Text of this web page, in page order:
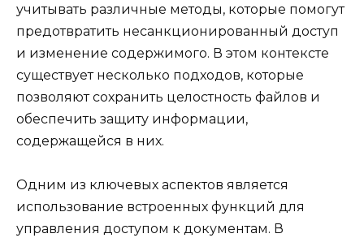
учитывать различные методы, которые помогут
предотвратить несанкционированный доступ
и изменение содержимого. В этом контексте
существует несколько подходов, которые
позволяют сохранить целостность файлов и
обеспечить защиту информации,
содержащейся в них.
Одним из ключевых аспектов является
использование встроенных функций для
управления доступом к документам. В